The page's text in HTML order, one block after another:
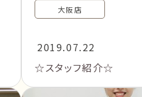
大阪店
2019.07.22
☆スタッフ紹介☆